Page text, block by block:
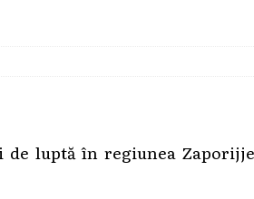
luptă în regiunea